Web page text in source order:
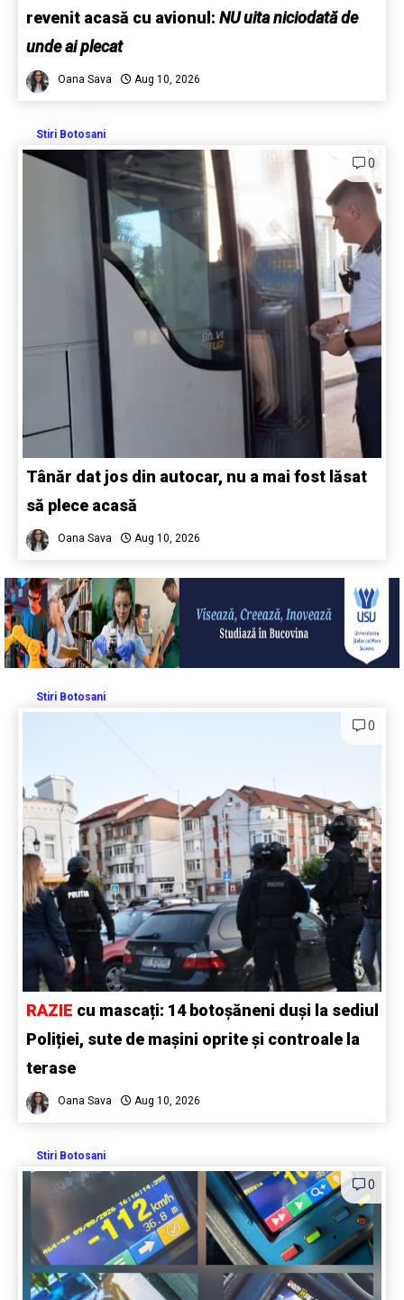
revenit acasă cu avionul: NU uita niciodată de
unde ai plecat
Oana Sava Aug 10, 2026
Stiri Botosani
0
Tânăr dat jos din autocar, nu a mai fost lăsat
să plece acasă
Oana Sava Aug 10, 2026
Stiri Botosani
0
RAZIE cu mascați: 14 botoșăneni duși la sediul
Poliției, sute de mașini oprite și controale la
terase
Oana Sava Aug 10, 2026
Stiri Botosani
0